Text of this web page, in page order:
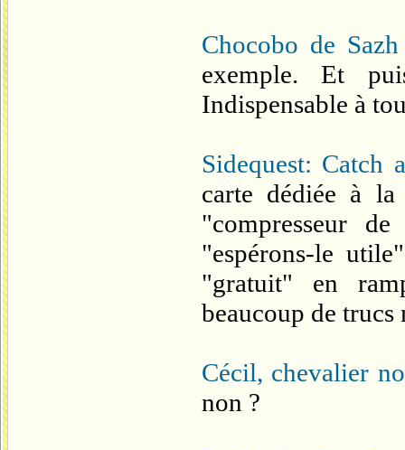
Chocobo de Sazh
exemple. Et
Indispensable à
Sidequest: Catch
carte dédiée à la
"compresseur
"espérons-le
"gratuit" en
beaucoup de
Cécil, chevalier
non ?